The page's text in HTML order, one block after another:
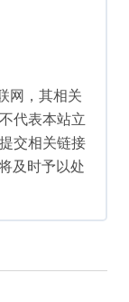
网，其相关
代表本站立
交相关链接
及时予以处